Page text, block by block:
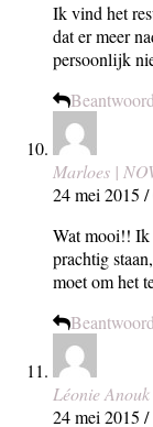
Ik vind het
dat er meer
persoonlijk
Marloes |
24 mei 2015
Wat mooi!!
prachtig
moet om het
Léonie Anouk
24 mei 2015